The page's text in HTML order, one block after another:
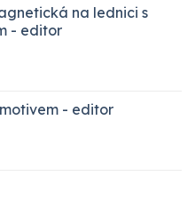
na lednici s
- editor
- editor